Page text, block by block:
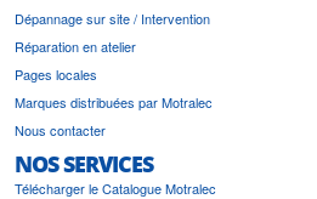
Dépannage sur site / Intervention
Réparation en atelier
Pages locales
Marques distribuées par Motralec
Nous contacter
NOS SERVICES
Télécharger le Catalogue Motralec